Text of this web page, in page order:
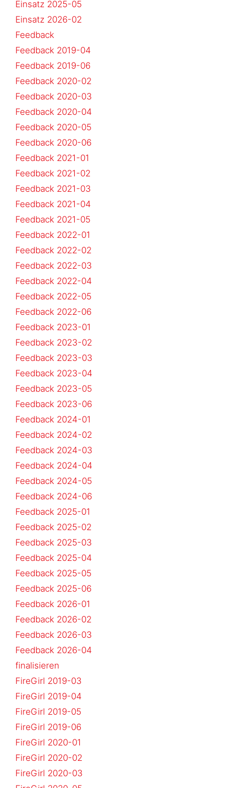
Einsatz 2025-05
Einsatz 2026-02
Feedback
Feedback 2019-04
Feedback 2019-06
Feedback 2020-02
Feedback 2020-03
Feedback 2020-04
Feedback 2020-05
Feedback 2020-06
Feedback 2021-01
Feedback 2021-02
Feedback 2021-03
Feedback 2021-04
Feedback 2021-05
Feedback 2022-01
Feedback 2022-02
Feedback 2022-03
Feedback 2022-04
Feedback 2022-05
Feedback 2022-06
Feedback 2023-01
Feedback 2023-02
Feedback 2023-03
Feedback 2023-04
Feedback 2023-05
Feedback 2023-06
Feedback 2024-01
Feedback 2024-02
Feedback 2024-03
Feedback 2024-04
Feedback 2024-05
Feedback 2024-06
Feedback 2025-01
Feedback 2025-02
Feedback 2025-03
Feedback 2025-04
Feedback 2025-05
Feedback 2025-06
Feedback 2026-01
Feedback 2026-02
Feedback 2026-03
Feedback 2026-04
finalisieren
FireGirl 2019-03
FireGirl 2019-04
FireGirl 2019-05
FireGirl 2019-06
FireGirl 2020-01
FireGirl 2020-02
FireGirl 2020-03